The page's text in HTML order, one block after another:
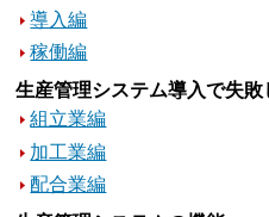
導入編
稼働編
生産管理システム導入で失敗
組立業編
加工業編
配合業編